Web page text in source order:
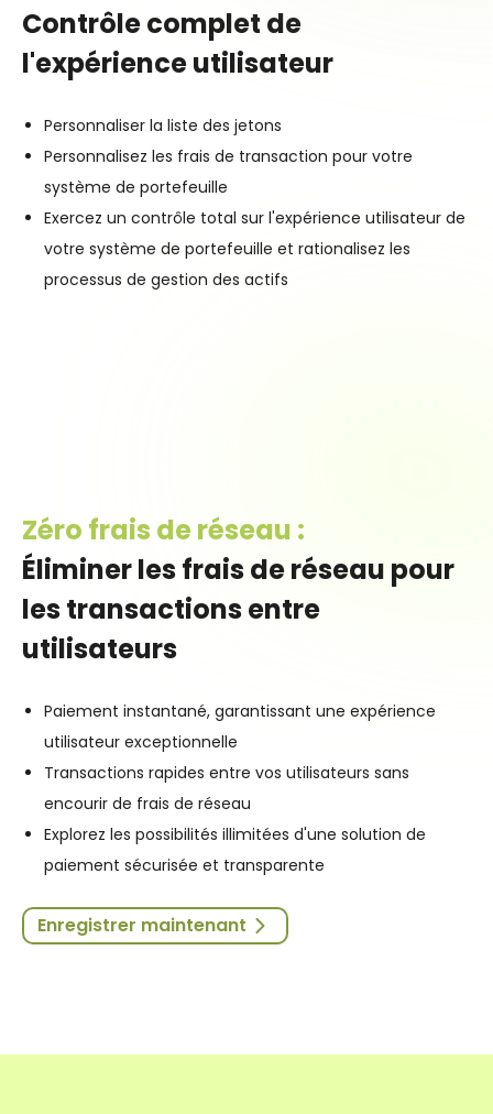
Contrôle complet de
l'expérience utilisateur
Personnaliser la liste des jetons
Personnalisez les frais de transaction pour votre
système de portefeuille
Exercez un contrôle total sur l'expérience utilisateur de
votre système de portefeuille et rationalisez les
processus de gestion des actifs
Zéro frais de réseau :
Éliminer les frais de réseau pour
les transactions entre
utilisateurs
Paiement instantané, garantissant une expérience
utilisateur exceptionnelle
Transactions rapides entre vos utilisateurs sans
encourir de frais de réseau
Explorez les possibilités illimitées d'une solution de
paiement sécurisée et transparente
Enregistrer maintenant